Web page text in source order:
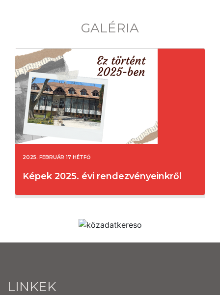
GALÉRIA
2025. FEBRUÁR 17 HÉTFŐ
Képek 2025. évi rendezvényeinkről
LINKEK